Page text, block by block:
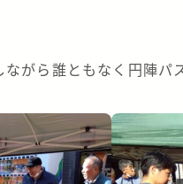
がら誰ともなく円陣パ